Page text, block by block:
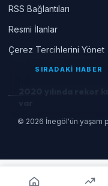
RSS Bağlantıları
Resmi İlanlar
Çerez Tercihlerini Yönet
© 2026 İnegöl'ün yaşam
SIRADAKİ HABER